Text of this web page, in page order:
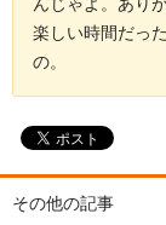
楽しい時間だっ
の。
その他の記事